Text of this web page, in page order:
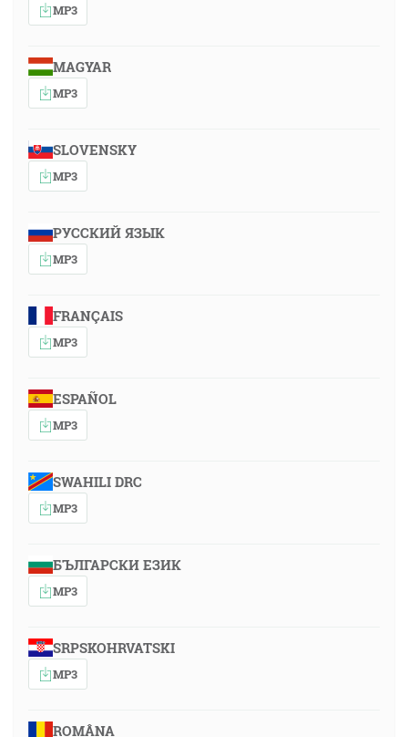
MP3
MAGYAR
MP3
SLOVENSKY
MP3
РУССКИЙ ЯЗЫК
MP3
FRANÇAIS
MP3
ESPAÑOL
MP3
SWAHILI DRC
MP3
БЪЛГАРСКИ ЕЗИК
MP3
SRPSKOHRVATSKI
MP3
ROMÂNA